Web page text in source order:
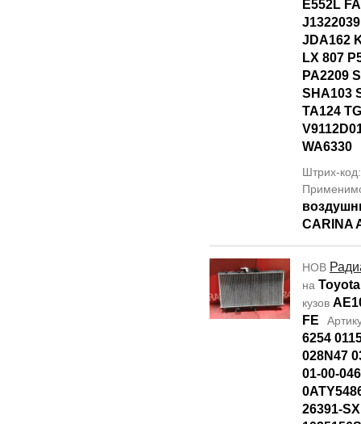
E552L
JDA162
LX 807
PA2209
SHA103
TA124
WA6330
Штрих-
CARINA
НОВ
на
кузов
FE
6254
028N47
01-00-
26391-